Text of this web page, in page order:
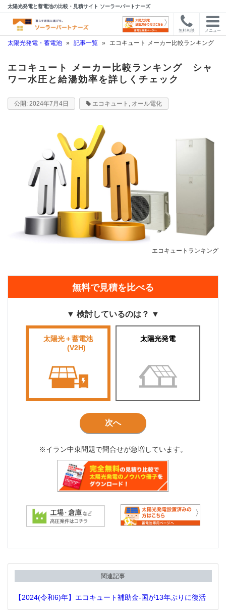
太陽光発電と蓄電池の比較・見積サイト ソーラーパートナーズ
無料相談 メニュー
太陽光発電・蓄電池 » 記事一覧 » エコキュート メーカー比較ランキング
エコキュート メーカー比較ランキング シャ
ワー水圧と給湯効率を詳しくチェック
2024年7月4日 エコキュート , オール電化
エコキュートランキング
無料で見積を比べる
▼ 検討しているのは？ ▼
太陽光＋蓄電池
(V2H)
太陽光発電
次へ
※イラン中東問題で問合せが急増しています。
関連記事
【2024(令和6)年】エコキュート補助金-国が13年ぶりに復活